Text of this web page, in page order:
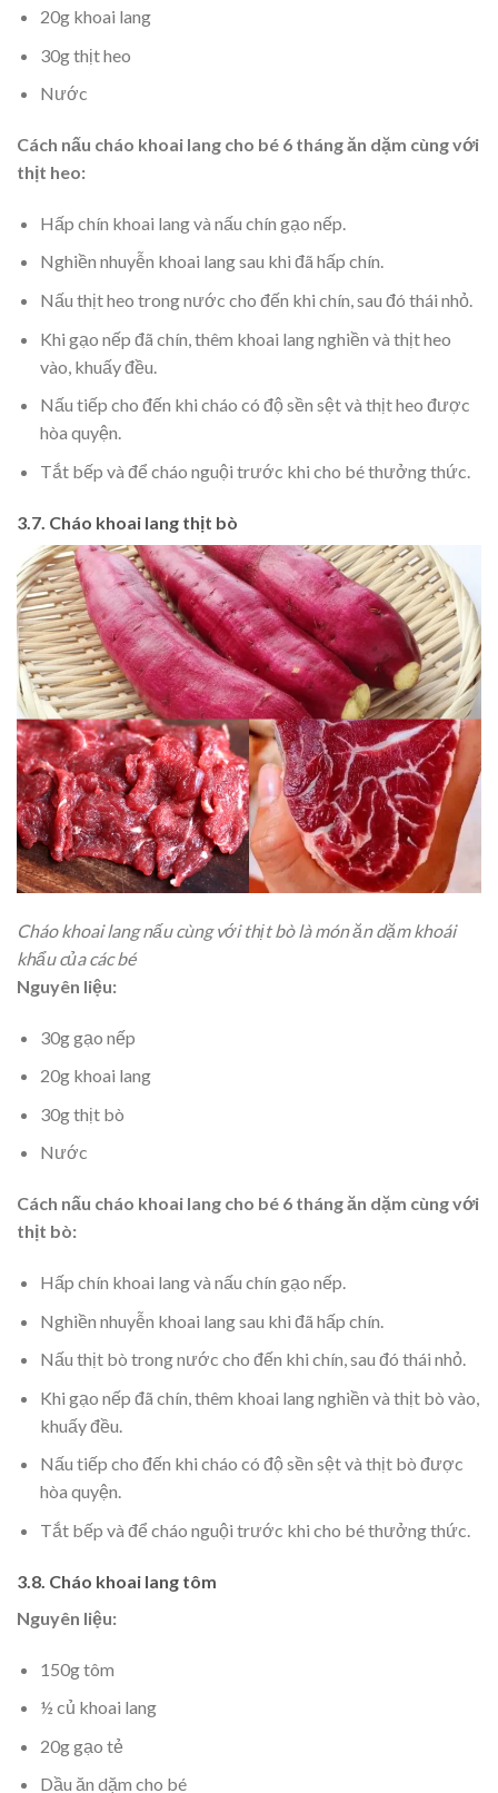
20g khoai lang
30g thịt heo
Nước
Cách nấu cháo khoai lang cho bé 6 tháng ăn dặm cùng với
thịt heo:
Hấp chín khoai lang và nấu chín gạo nếp.
Nghiền nhuyễn khoai lang sau khi đã hấp chín.
Nấu thịt heo trong nước cho đến khi chín, sau đó thái nhỏ.
Khi gạo nếp đã chín, thêm khoai lang nghiền và thịt heo
vào, khuấy đều.
Nấu tiếp cho đến khi cháo có độ sền sệt và thịt heo được
hòa quyện.
Tắt bếp và để cháo nguội trước khi cho bé thưởng thức.
3.7. Cháo khoai lang thịt bò
Cháo khoai lang nấu cùng với thịt bò là món ăn dặm khoái
khẩu của các bé
Nguyên liệu:
30g gạo nếp
20g khoai lang
30g thịt bò
Nước
Cách nấu cháo khoai lang cho bé 6 tháng ăn dặm cùng với
thịt bò:
Hấp chín khoai lang và nấu chín gạo nếp.
Nghiền nhuyễn khoai lang sau khi đã hấp chín.
Nấu thịt bò trong nước cho đến khi chín, sau đó thái nhỏ.
Khi gạo nếp đã chín, thêm khoai lang nghiền và thịt bò vào,
khuấy đều.
Nấu tiếp cho đến khi cháo có độ sền sệt và thịt bò được
hòa quyện.
Tắt bếp và để cháo nguội trước khi cho bé thưởng thức.
3.8. Cháo khoai lang tôm
Nguyên liệu:
150g tôm
½ củ khoai lang
20g gạo tẻ
Dầu ăn dặm cho bé